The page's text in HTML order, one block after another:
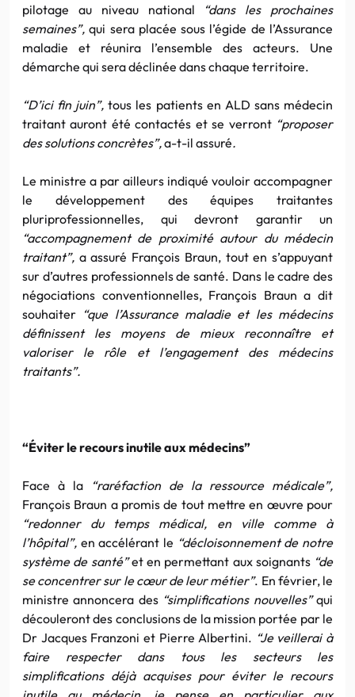
pilotage au niveau national
“dans les prochaines
semaines”,qui sera placée sous l’égide de l’Assurance
maladie et réunira l’ensemble des acteurs. Une
démarche qui sera déclinée dans chaque territoire.
“D’ici fin juin”,tous les patients en ALD sans médecin
traitant auront été contactés et se verront“proposer
des solutions concrètes”,a-t-il assuré.
Le ministre a par ailleurs indiqué vouloir accompagner
le développement des équipes traitantes
pluriprofessionnelles, qui devront garantir un
“accompagnement de proximité autour du médecin
traitant”, a assuré François Braun, tout en s’appuyant
sur d’autres professionnels de santé. Dans le cadre des
négociations conventionnelles, François Braun a dit
souhaiter “que l’Assurance maladie et les médecins
définissent les moyens de mieux reconnaître et
valoriser le rôle et l’engagement des médecins
traitants”.
“Éviter le recours inutile aux médecins”
Face à la
“raréfaction de la ressource médicale”,
François Braun a promis de tout mettre en œuvre pour
“redonner du temps médical, en ville comme à
l’hôpital”, en accélérant le “décloisonnement de notre
système de santé”et en permettant aux soignants “de
se concentrer sur le cœur de leur métier”. En février, le
ministre annoncera des “simplifications nouvelles”qui
découleront des conclusions de la mission portée par le
Dr Jacques Franzoni et Pierre Albertini. “Je veillerai à
faire respecter dans tous les secteurs les
simplifications déjà acquises pour éviter le recours